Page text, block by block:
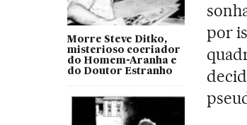
Morre Steve Ditko,
misterioso cocriador
do Homem-Aranha e
do Doutor Estranho
por